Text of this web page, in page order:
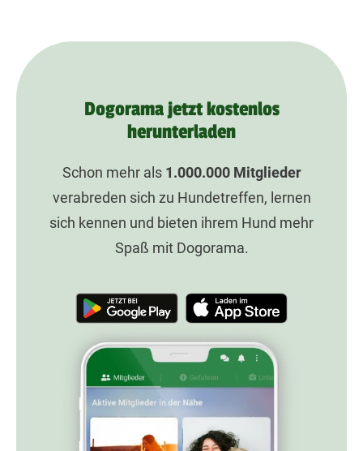
Dogorama jetzt kostenlos
herunterladen
Schon mehr als 1.000.000Mitglieder
verabreden sich zu Hundetreffen, lernen
sich kennen und bieten ihrem Hund mehr
Spaß mit Dogorama.